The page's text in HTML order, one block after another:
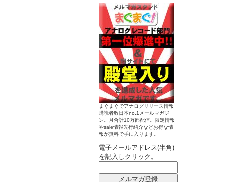
まぐまぐでアナログリリース情報
購読者数日本no.1メールマガジ
ン。月合計10万部配信。限定情報
やsale情報先行紹介などお得な情
報が無料で手に入ります。
電子メールアドレス(半角)
を記入しクリック。